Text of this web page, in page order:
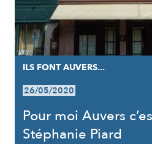
ILS FONT AUVERS...
26/05/2020
Pour moi Auvers
Stéphanie Piard